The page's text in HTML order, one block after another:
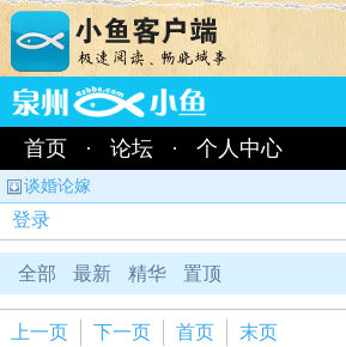
首页 · 论坛 · 个人中心
谈婚论嫁
登录
全部 最新 精华 置顶
上一页 下一页 首页 末页